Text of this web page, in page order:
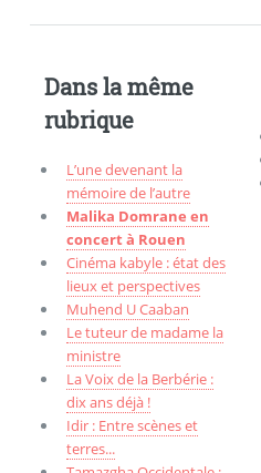
Dans la même
rubrique
L’une devenant la
mémoire de l’autre
Malika Domrane en
concert à Rouen
Cinéma kabyle : état des
lieux et perspectives
Muhend U Caaban
Le tuteur de madame la
ministre
La Voix de la Berbérie :
dix ans déjà !
Idir : Entre scènes et
terres...